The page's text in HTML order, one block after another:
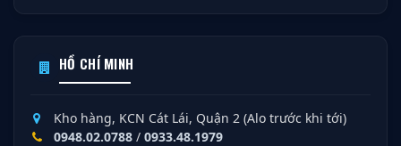
HỒ CHÍ MINH
Kho hàng, KCN Cát Lái, Quận 2 (Alo trước khi tới)
0948.02.0788 / 0933.48.1979